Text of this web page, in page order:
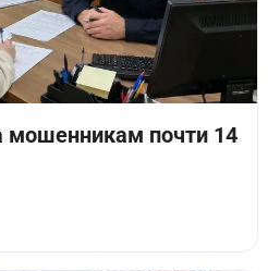
мошенникам почти 14